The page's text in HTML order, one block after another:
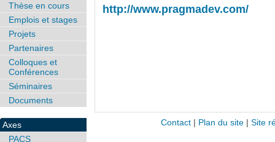
http://www.pragmadev.com/
Thèse en cours
Emplois et stages
Projets
Partenaires
Colloques et
Conférences
Séminaires
Documents
Axes
PACS
Contact| Plan du site| Site